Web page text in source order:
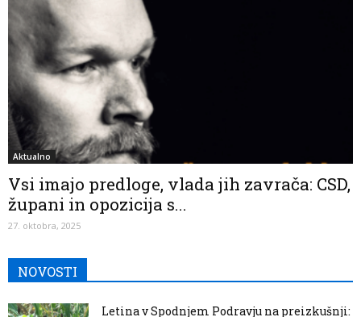
Aktualno
Vsi imajo predloge, vlada jih zavrača: CSD,
župani in opozicija s...
27. oktobra, 2025
NOVOSTI
Letina v Spodnjem Podravju na preizkušnji: